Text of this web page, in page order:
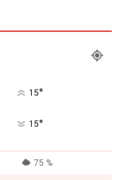
15°
15°
75 %